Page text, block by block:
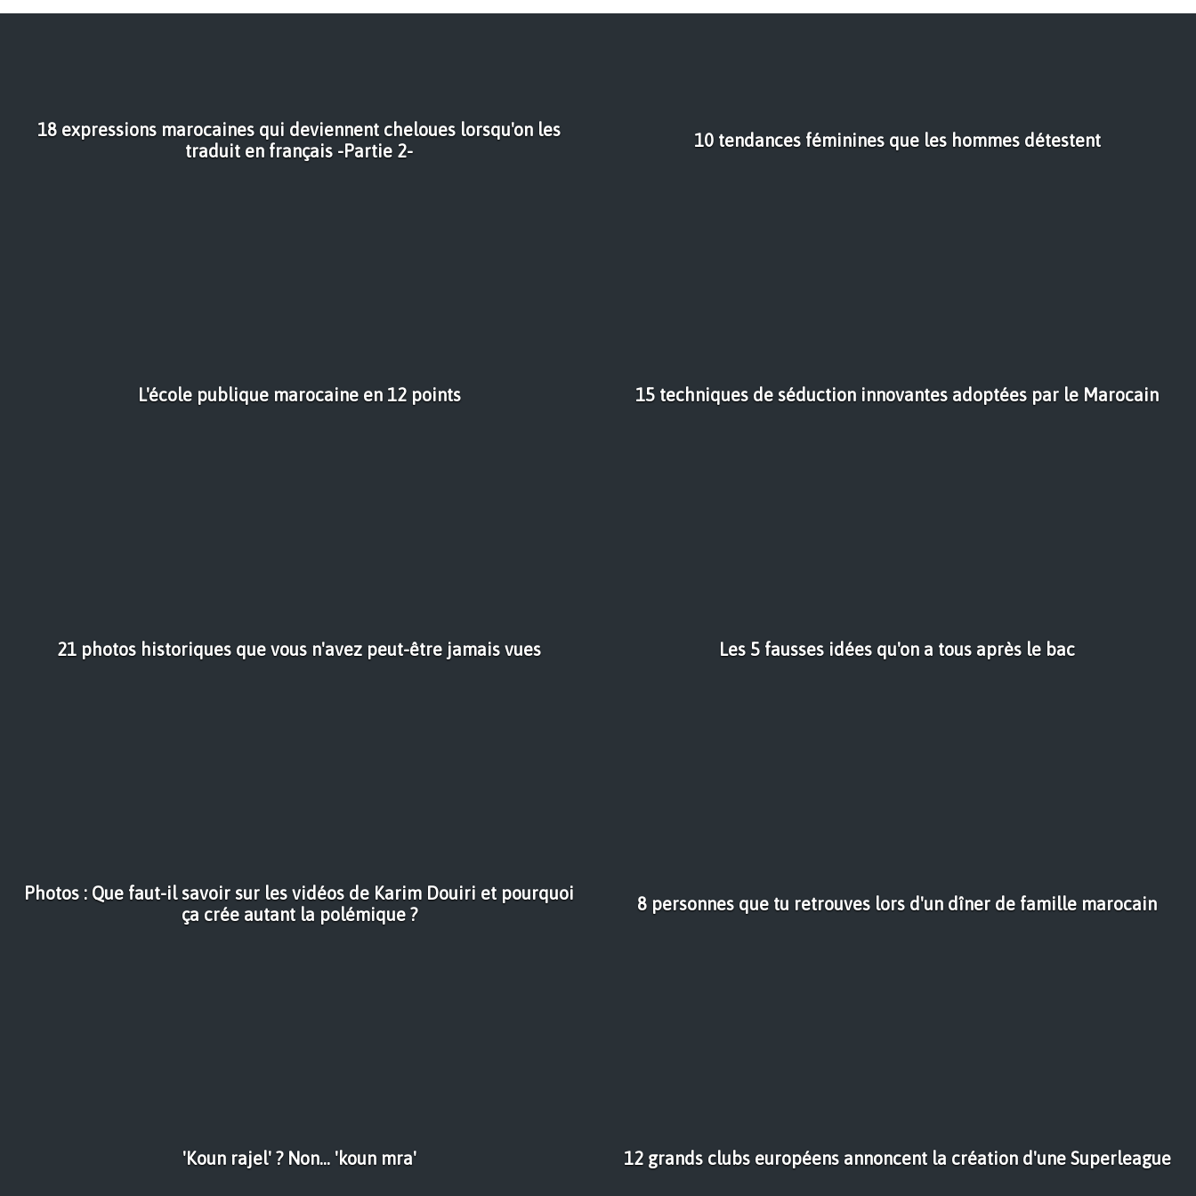
18 expressions marocaines qui deviennent cheloues lorsqu'on les
traduit en français -Partie 2-
10 tendances féminines que les hommes détestent
L'école publique marocaine en 12 points 15 techniques de séduction innovantes adoptées par le Marocain
21 photos historiques que vous n'avez peut-être jamais vues Les 5 fausses idées qu'on a tous après le bac
Photos : Que faut-il savoir sur les vidéos de Karim Douiri et pourquoi
ça crée autant la polémique ?
8 personnes que tu retrouves lors d'un dîner de famille marocain
'Koun rajel' ? Non... 'koun mra' 12 grands clubs européens annoncent la création d'une Superleague